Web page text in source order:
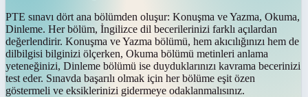
PTE sınavı dört ana bölümden oluşur: Konuşma ve Yazma, Okuma,
Dinleme. Her bölüm, İngilizce dil becerilerinizi farklı açılardan
değerlendirir. Konuşma ve Yazma bölümü, hem akıcılığınızı hem de
dilbilgisi bilginizi ölçerken, Okuma bölümü metinleri anlama
yeteneğinizi, Dinleme bölümü ise duyduklarınızı kavrama becerinizi
test eder. Sınavda başarılı olmak için her bölüme eşit özen
göstermeli ve eksiklerinizi gidermeye odaklanmalısınız.